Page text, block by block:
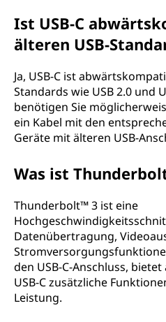
Ist USB-C
älteren USB-
Ja, USB-C ist
Standards wie USB 2.0 und
benötigen Sie
ein Kabel mit den
Geräte mit älteren USB-
Was ist
Thunderbolt™ 3 ist eine
Datenübertragung,
den USB-C-Anschluss,
USB-C zusätzliche
Leistung.